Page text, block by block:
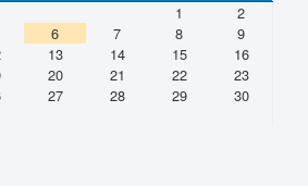
1
2
6 7 8
9
13 14 15
16
20 21 22
23
27 28 29
30